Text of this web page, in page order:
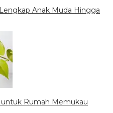
Anak Muda Hingga
Rumah Memukau